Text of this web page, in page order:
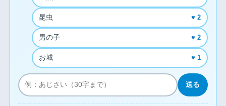
昆虫 ♥ 2
男の子 ♥ 2
お城 ♥ 1
送る